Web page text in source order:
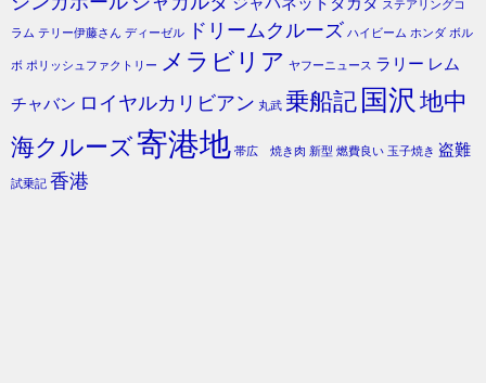
ステアリングコ
ラム テリー伊藤さん ディーゼル ドリームクルーズ ハイビーム ホンダ ボル
ボ ポリッシュファクトリー メラビリア ヤフーニュース ラリー レム
チャバン ロイヤルカリビアン 丸武 乗船記 国沢 地中
海クルーズ寄港地 帯広 焼き肉 新型 燃費良い 玉子焼き 盗難
試乗記 香港